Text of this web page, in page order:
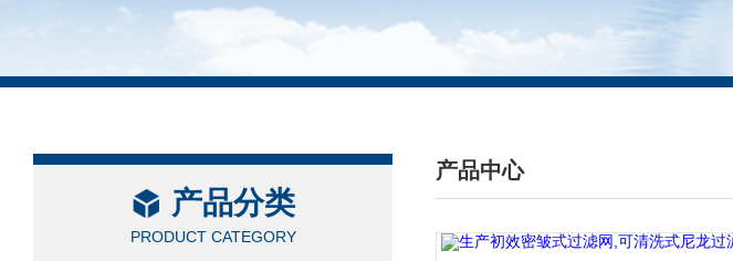
产品分类
PRODUCT CATEGORY
产品中心
/ PRODUCTS CENTER